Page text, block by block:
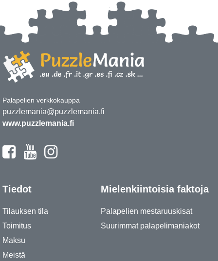
Palapelien verkkokauppa
puzzlemania@puzzlemania.fi
www.puzzlemania.fi
Tiedot
Tilauksen tila
Toimitus
Maksu
Meistä
Mielenkiintoisia faktoja
Palapelien mestaruuskisat
Suurimmat palapelimaniakot